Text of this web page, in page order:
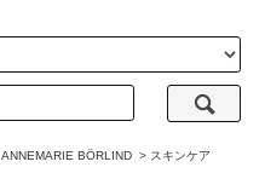
ANNEMARIE BÖRLIND > スキンケア